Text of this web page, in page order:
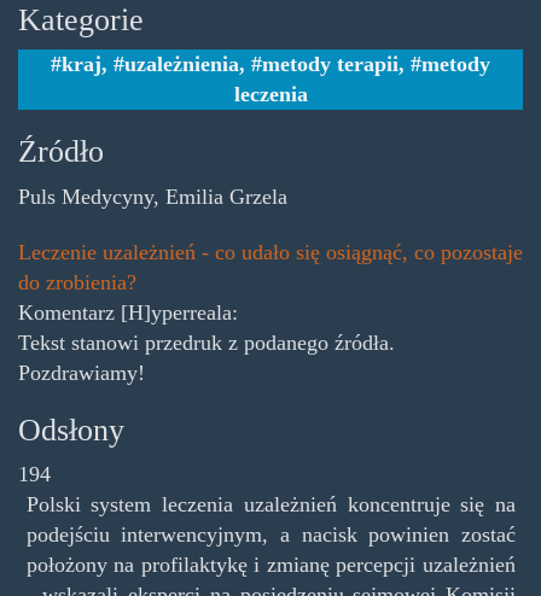
Kategorie
kraj, uzależnienia, metody terapii,
metody
leczenia
Źródło
Puls Medycyny, Emilia Grzela
Leczenie uzależnień - co udało się osiągnąć, co pozostaje
do zrobienia?
Komentarz [H]yperreala:
Tekst stanowi przedruk z podanego źródła.
Pozdrawiamy!
Odsłony
194
Polski system leczenia uzależnień koncentruje się na
podejściu interwencyjnym, a nacisk powinien zostać
położony na profilaktykę i zmianę percepcji uzależnień